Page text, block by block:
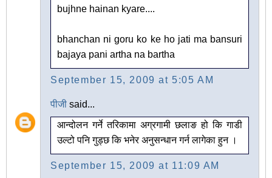
bujhne hainan kyare....
bhanchan ni goru ko ke ho jati ma bansuri
bajaya pani artha na bartha
September 15, 2009 at 5:05 AM
पीजी said...
आन्दोलन गर्ने तरिकामा अग्रगामी छलाङ हो कि गाडी
उल्टो पनि गुड्छ कि भनेर अनुसन्धान गर्न लागेका हुन ।
September 15, 2009 at 11:09 AM